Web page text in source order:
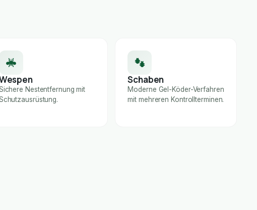
Nestentfernung mit
Schaben
Moderne Gel-Köder-Verfahren
mit mehreren Kontrollterminen.